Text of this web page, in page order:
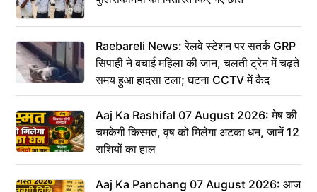
Raebareli News: रेलवे स्टेशन पर सतर्क GRP
सिपाही ने बचाई महिला की जान, चलती ट्रेन में चढ़ते
समय हुआ हादसा टला; घटना CCTV में कैद
Aaj Ka Rashifal 07 August 2026: मेष की
चमकेगी किस्मत, वृष को मिलेगा अटका धन, जानें 12
राशियों का हाल
Aaj Ka Panchang 07 August 2026: आज